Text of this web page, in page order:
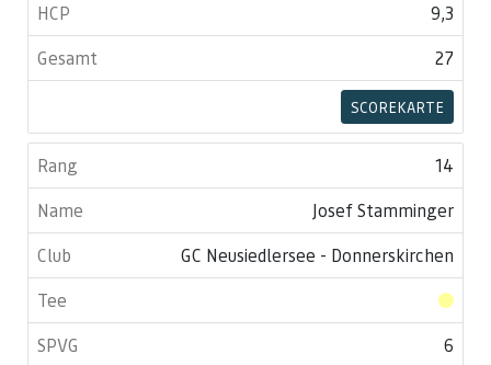
9,3
27
SCOREKARTE
14
Josef Stamminger
GC Neusiedlersee - Donnerskirchen
6